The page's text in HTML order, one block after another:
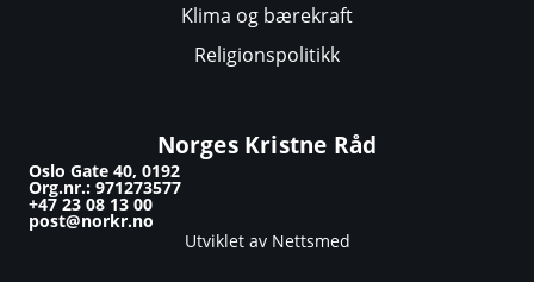
Klima og bærekraft
Religionspolitikk
Norges Kristne Råd
Oslo Gate 40, 0192
Org.nr.: 971273577
+47 23 08 13 00
post@norkr.no
Utviklet av Nettsmed